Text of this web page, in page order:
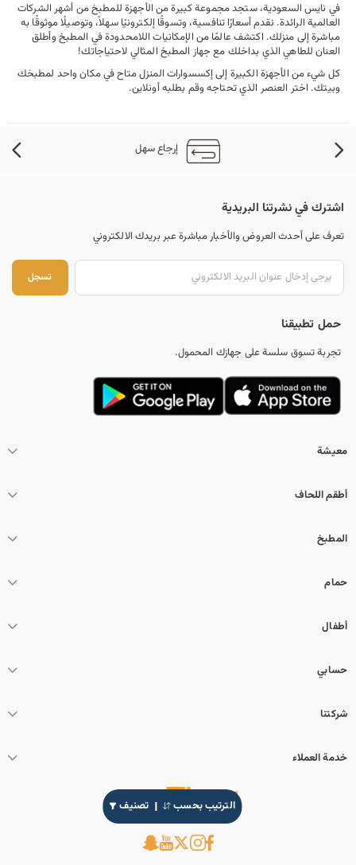
الترتيب بحسب تصنيف
فينايس السعودية، ستجد مجموعة كبيرة منالأجهزةللمطبخ من أشهر الشركات
العالمية الرائدة. نقدم أسعارًا تنافسية، وتسوقًا إلكترونيًا سهلاً، وتوصيلًا موثوقًا به
مباشرة إلى منزلك. اكتشف عالمًا من الإمكانيات اللامحدودة في المطبخ وأطلق
العنان للطاهي الذي بداخلك مع جهاز المطبخ المثالي لاحتياجاتك!
كل شيء من الأجهزة الكبيرة إلى إكسسوارات المنزل متاح في مكان واحد لمطبخك
وبيتك. اختر العنصر الذي تحتاجه وقم بطلبه أونلاين.
إرجاع سهل
اشترك في نشرتنا البريدية
تعرف على أحدث العروض والأخبار مباشرة عبر بريدك الالكتروني
تسجل
حمل تطبيقنا
تجربة تسوق سلسة على جهازك المحمول.
معيشة
أطقم اللحاف
المطبخ
حمام
أطفال
حسابي
شركتنا
خدمة العملاء